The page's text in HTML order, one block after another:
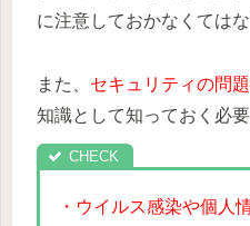
に注意しておかなくてはな
また、 セキュリティの問
知識として知っておく必要
・ウイルス感染や個人